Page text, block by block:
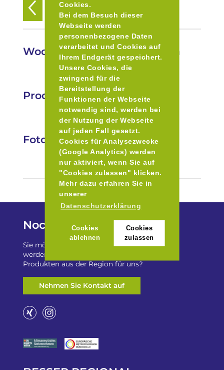
Cookies.
Bei dem Besuch dieser
Webseite werden
personenbezogene Daten
verarbeitet und Cookies auf
Ihrem Endgerät gespeichert.
Unsere Cookies, die
zwingend für die
Bereitstellung der
Funktionen der Webseite
notwendig sind, werden bei
der Nutzung der Webseite
auf jeden Fall gesetzt.
Cookies für Analysezwecke
(Google Analytics) werden
nur aktiviert, wenn Sie auf
"Cookies zulassen" klicken.
Mehr dazu erfahren Sie in
unserer
Datenschutzerklärung
Cookies
ablehnen
Cookies
zulassen
Zurück zur Übersicht
Wochenmarkt in Feldkirchen
Produkte
Fotos
Noch Fragen?
Sie möchten auf „Besser Regional“ gelistet
werden? Oder haben Sie einen Freizeittip zu
Produkten aus der Region für uns?
Nehmen Sie Kontakt auf